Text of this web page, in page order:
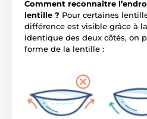
Comment reconnaître
lentille ? Pour certaines
différence est visible grâce à
identique des deux côtés, on
forme de la lentille :